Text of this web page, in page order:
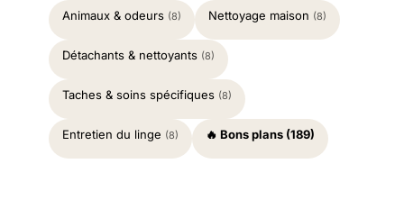
Animaux & odeurs (8) Nettoyage maison (8)
Détachants & nettoyants (8)
Taches & soins spécifiques (8)
Entretien du linge (8) 🔥 Bons plans (189)